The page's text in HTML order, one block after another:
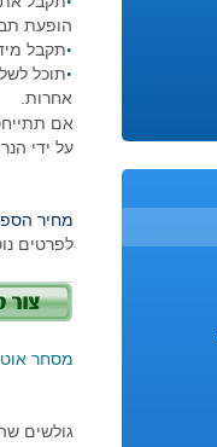
הופעת
•תקבל
•תוכל
אחרות.
אם
על ידי
מחיר הספר
לפרטים
מסחר
גולשים